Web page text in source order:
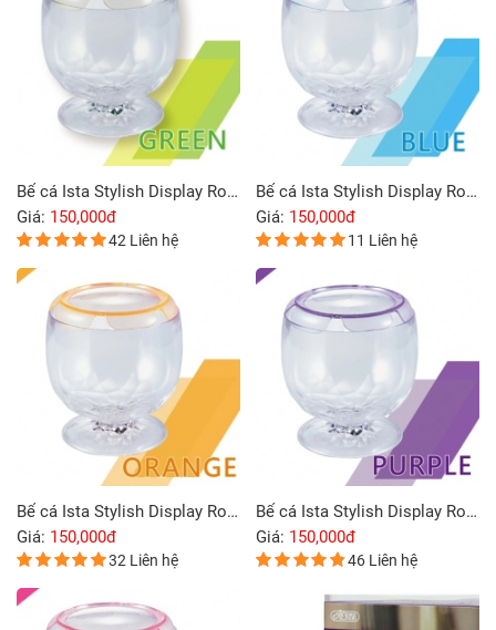
Bể cá Ista Stylish Display Round Tank màu xanh lá
Giá: 150,000đ
42 Liên hệ
Bể cá Ista Stylish Display Round Tank màu xanh da trời
Giá: 150,000đ
11 Liên hệ
Bể cá Ista Stylish Display Round Tank màu cam
Giá: 150,000đ
32 Liên hệ
Bể cá Ista Stylish Display Round Tank màu tím
Giá: 150,000đ
46 Liên hệ